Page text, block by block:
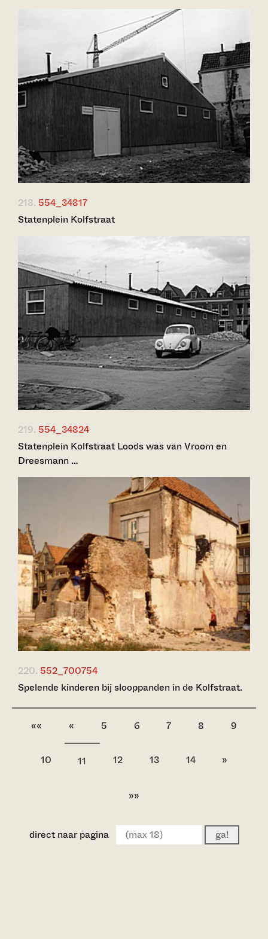
218. 554_34817
Statenplein Kolfstraat
219. 554_34824
Statenplein Kolfstraat Loods was van Vroom en
Dreesmann …
220. 552_700754
Spelende kinderen bij slooppanden in de Kolfstraat.
«« « 5 6 7 8 9
10 11 12 13 14 »
»»
direct naar pagina ga!